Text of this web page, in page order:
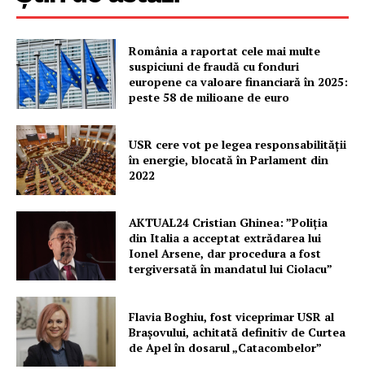
România a raportat cele mai multe
suspiciuni de fraudă cu fonduri
europene ca valoare financiară în 2025:
peste 58 de milioane de euro
USR cere vot pe legea responsabilității
în energie, blocată în Parlament din
2022
AKTUAL24 Cristian Ghinea: ”Poliția
din Italia a acceptat extrădarea lui
Ionel Arsene, dar procedura a fost
tergiversată în mandatul lui Ciolacu”
Flavia Boghiu, fost viceprimar USR al
Brașovului, achitată definitiv de Curtea
de Apel în dosarul „Catacombelor”